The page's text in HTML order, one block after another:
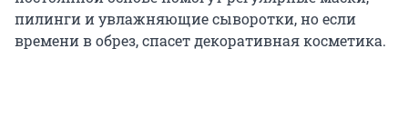
пилинги и увлажняющие сыворотки, но если
времени в обрез, спасет декоративная косметика.